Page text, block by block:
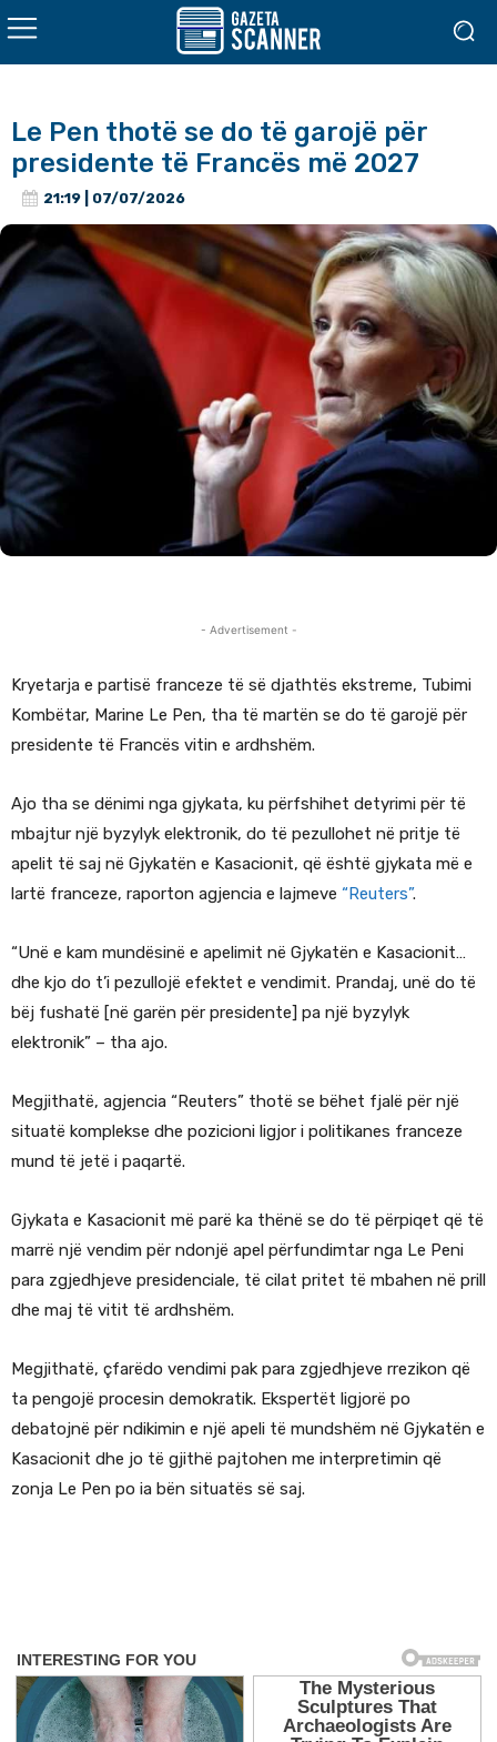
Le Pen thotë se do të garojë për
presidente të Francës më 2027
21:19 | 07/07/2026
- Advertisement -
Kryetarja e partisë franceze të së djathtës ekstreme, Tubimi
Kombëtar, Marine Le Pen, tha të martën se do të garojë për
presidente të Francës vitin e ardhshëm.
Ajo tha se dënimi nga gjykata, ku përfshihet detyrimi për të
mbajtur një byzylyk elektronik, do të pezullohet në pritje të
apelit të saj në Gjykatën e Kasacionit, që është gjykata më e
lartë franceze, raporton agjencia e lajmeve “Reuters”.
“Unë e kam mundësinë e apelimit në Gjykatën e Kasacionit…
dhe kjo do t’i pezullojë efektet e vendimit. Prandaj, unë do të
bëj fushatë [në garën për presidente] pa një byzylyk
elektronik” – tha ajo.
Megjithatë, agjencia “Reuters” thotë se bëhet fjalë për një
situatë komplekse dhe pozicioni ligjor i politikanes franceze
mund të jetë i paqartë.
Gjykata e Kasacionit më parë ka thënë se do të përpiqet që të
marrë një vendim për ndonjë apel përfundimtar nga Le Peni
para zgjedhjeve presidenciale, të cilat pritet të mbahen në prill
dhe maj të vitit të ardhshëm.
Megjithatë, çfarëdo vendimi pak para zgjedhjeve rrezikon që
ta pengojë procesin demokratik. Ekspertët ligjorë po
debatojnë për ndikimin e një apeli të mundshëm në Gjykatën e
Kasacionit dhe jo të gjithë pajtohen me interpretimin që
zonja Le Pen po ia bën situatës së saj.